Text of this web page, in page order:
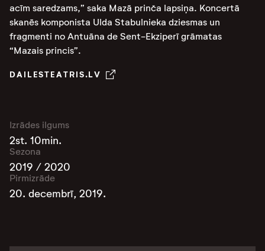
acīm saredzams,” saka Mazā prinča lapsiņa. Koncertā
skanēs komponista Ulda Stabulnieka dziesmas un
fragmenti no Antuāna de Sent-Ekziperī grāmatas
“Mazais princis”.
DAILESTEATRIS.LV
Izrādes ilgums
2st. 10min.
Sezona
2019 / 2020
Pirmizrāde
20. decembrī, 2019.